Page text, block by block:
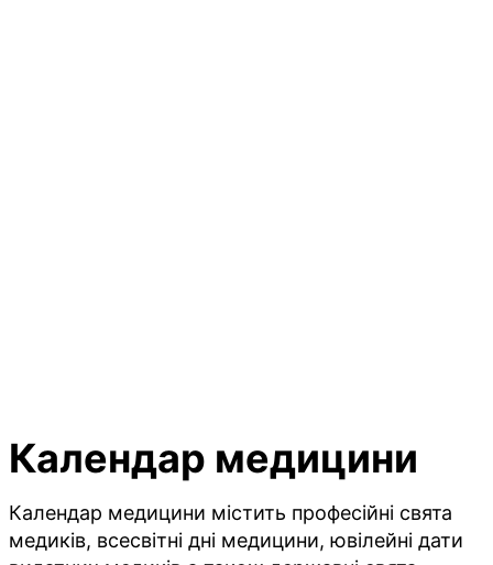
Календар медицини
Календар медицини містить професійні свята
медиків, всесвітні дні медицини, ювілейні дати